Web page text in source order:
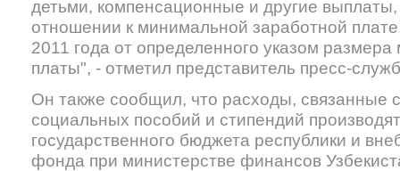
детьми, компенсационные и другие
отношении к минимальной заработной
2011 года от определенного указом
платы", - отметил представитель пресс-
Он также сообщил, что расходы, связанные
социальных пособий и стипендий
государственного бюджета республики и
фонда при министерстве финансов